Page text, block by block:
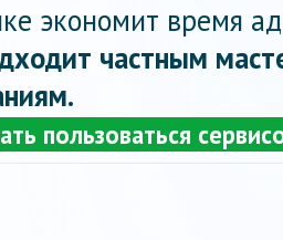
экономит время
частным
пользоваться